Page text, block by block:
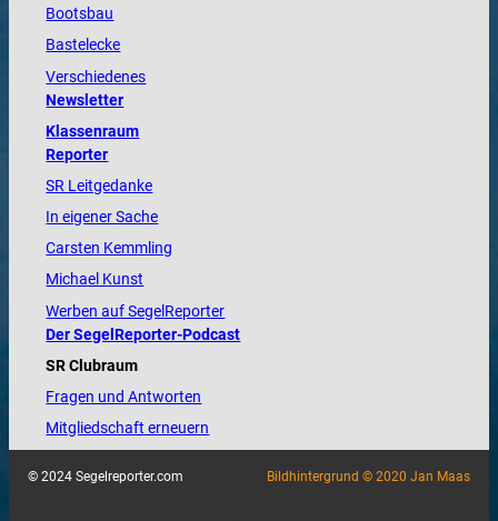
Bootsbau
Bastelecke
Verschiedenes
Newsletter
Klassenraum
Reporter
SR Leitgedanke
In eigener Sache
Carsten Kemmling
Michael Kunst
Werben auf SegelReporter
Der SegelReporter-Podcast
SR Clubraum
Fragen und Antworten
Mitgliedschaft erneuern
© 2024 Segelreporter.com Bildhintergrund © 2020 Jan Maas